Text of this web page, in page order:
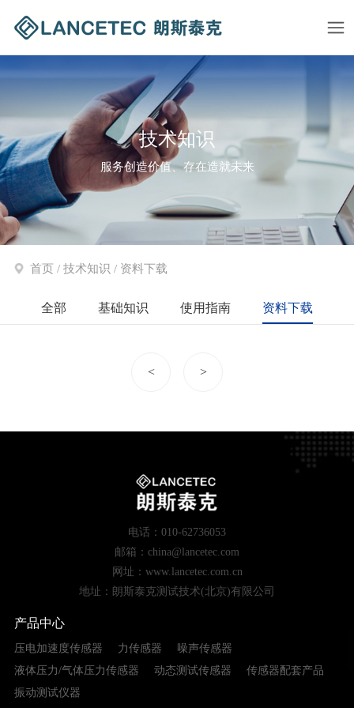
技术知识
服务创造价值、存在造就未来
全部 基础知识 使用指南 资料下载
首页 / 技术知识 / 资料下载
< >
电话：010-62736053
邮箱：china@lancetec.com
网址：www.lancetec.com.cn
地址：朗斯泰克测试技术(北京)有限公司
产品中心
压电加速度传感器 力传感器
噪声传感器
液体压力/气体压力传感器
动态测试传感器
传感器配套产品
振动测试仪器